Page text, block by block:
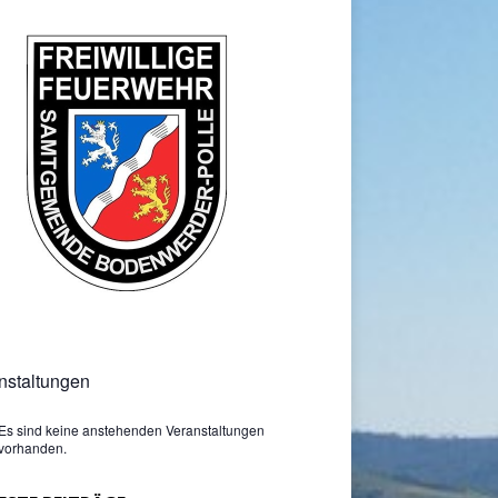
Es sind keine anstehenden Veranstaltungen